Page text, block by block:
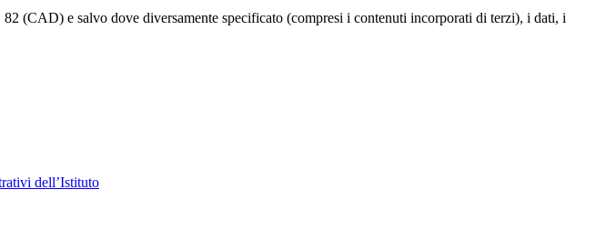
(CAD) e salvo dove diversamente specificato (compresi i contenuti incorporati di terzi), i dati, i
dell’Istituto